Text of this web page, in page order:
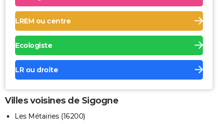
LREM ou centre
Ecologiste
LR ou droite
Villes voisines de Sigogne
Les Métairies (16200)